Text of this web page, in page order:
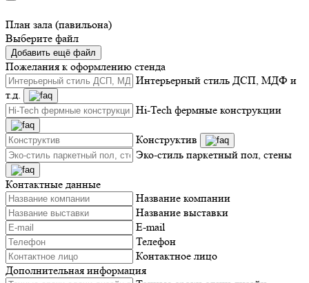
План зала (павильона)
Выберите файл
Добавить ещё файл
Пожелания к оформлению стенда
Интерьерный стиль ДСП, МДФ и
т.д.
Hi-Tech фермные конструкции
Конструктив
Эко-стиль паркетный пол, стены
Контактные данные
Название компании
Название выставки
E-mail
Телефон
Контактное лицо
Дополнительная информация